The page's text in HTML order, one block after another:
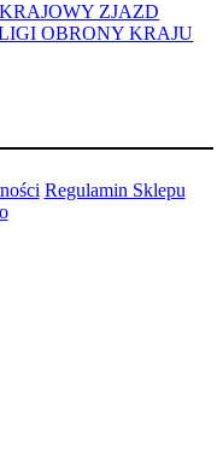
ZJAZD
OBRONY KRAJU
Regulamin Sklepu